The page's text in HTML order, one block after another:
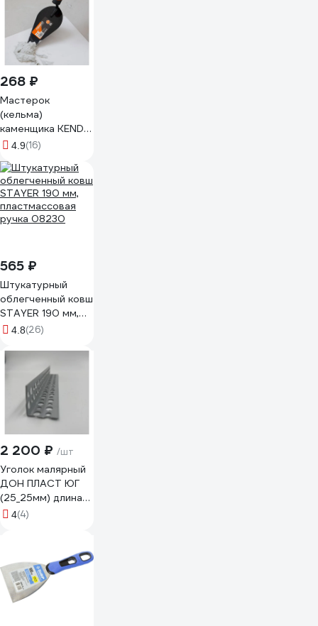
268 ₽
Мастерок
(кельма)
каменщика KENDO
175 мм 45204
4.9(16)
565 ₽
Штукатурный
облегченный ковш
STAYER 190 мм,
пластмассовая
4.8(26)
2 200 ₽ /шт
Уголок малярный
ДОН ПЛАСТ ЮГ
(25_25мм) длина
3м (50шт) 638091
4(4)